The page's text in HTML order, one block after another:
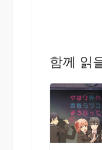
함께 읽